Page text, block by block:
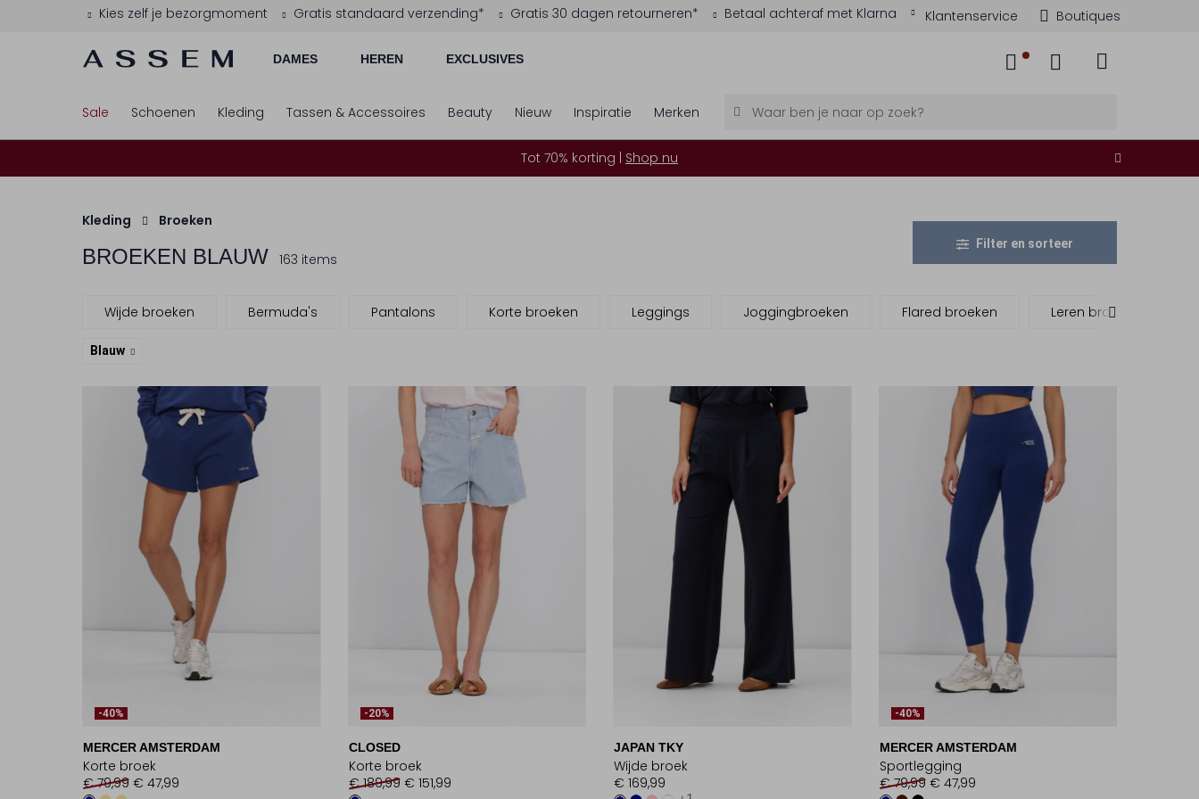
Kies zelf je bezorgmoment Gratis standaard verzending* Gratis 30 dagen retourneren* Betaal achteraf met Klarna Klantenservice Boutiques
DAMES HEREN EXCLUSIVES
Sale Schoenen Kleding Tassen & Accessoires Beauty Nieuw Inspiratie Merken
Tot 70% korting | Shop nu
Kleding Broeken
BROEKEN BLAUW 163 items
Filter en sorteer
Wijde broeken Bermuda's Pantalons Korte broeken Leggings Joggingbroeken Flared broeken Leren broeken
Blauw
-40%
MERCER AMSTERDAM
Korte broek
€ 79,99 € 47,99
-20%
CLOSED
Korte broek
€ 189,99 € 151,99
JAPAN TKY
Wijde broek
€ 169,99
-40%
MERCER AMSTERDAM
Sportlegging
€ 79,99 € 47,99